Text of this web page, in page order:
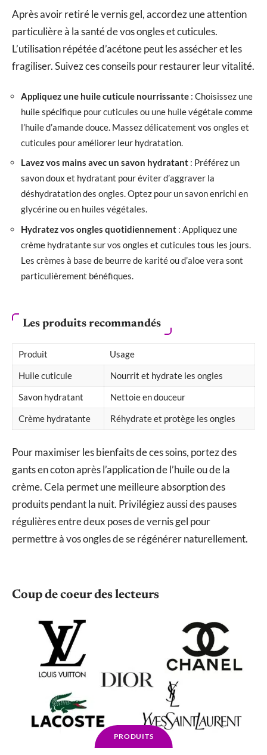
Après avoir retiré le vernis gel, accordez une attention
particulière à la santé de vos ongles et cuticules.
L’utilisation répétée d’acétone peut les assécher et les
fragiliser. Suivez ces conseils pour restaurer leur vitalité.
Appliquez une huile cuticule nourrissante : Choisissez une
huile spécifique pour cuticules ou une huile végétale comme
l’huile d’amande douce. Massez délicatement vos ongles et
cuticules pour améliorer leur hydratation.
Lavez vos mains avec un savon hydratant : Préférez un
savon doux et hydratant pour éviter d’aggraver la
déshydratation des ongles. Optez pour un savon enrichi en
glycérine ou en huiles végétales.
Hydratez vos ongles quotidiennement : Appliquez une
crème hydratante sur vos ongles et cuticules tous les jours.
Les crèmes à base de beurre de karité ou d’aloe vera sont
particulièrement bénéfiques.
Les produits recommandés
Produit
Usage
Huile cuticule
Nourrit et hydrate les ongles
Savon hydratant
Nettoie en douceur
Crème hydratante
Réhydrate et protège les ongles
Pour maximiser les bienfaits de ces soins, portez des
gants en coton après l’application de l’huile ou de la
crème. Cela permet une meilleure absorption des
produits pendant la nuit. Privilégiez aussi des pauses
régulières entre deux poses de vernis gel pour
permettre à vos ongles de se régénérer naturellement.
Coup de coeur des lecteurs
PRODUITS